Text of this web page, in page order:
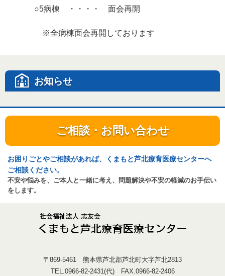
○5病棟 ・・・・ 面会再開
※全病棟面会再開しております
お知らせ
ご相談・お問い合わせ
お困りごとやご相談があれば、くまもと芦北療育医療センターへ
ご相談ください。
不安や悩みを、ご本人と一緒に考え、問題解決や不安の軽減のお手伝い
をします。
〒869-5461 熊本県芦北郡芦北町大字芦北2813
TEL.0966-82-2431(代) FAX.0966-82-2406